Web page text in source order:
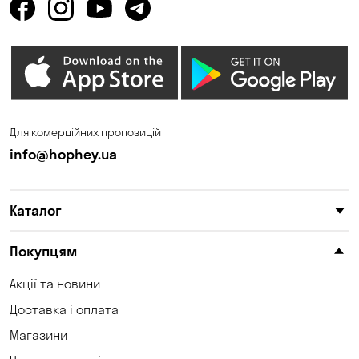
Для комерційних пропозицій
info@hophey.ua
Каталог
Покупцям
Акції та новини
Доставка і оплата
Магазини